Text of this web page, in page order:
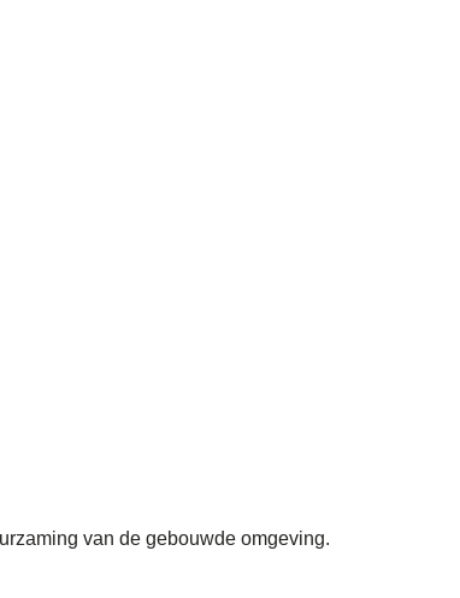
van de gebouwde omgeving.